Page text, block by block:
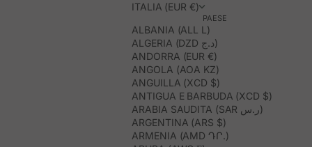
ITALIA (EUR €)
PAESE
ALBANIA (ALL L)
ALGERIA (DZD د.ج)
ANDORRA (EUR €)
ANGOLA (AOA KZ)
ANGUILLA (XCD $)
ANTIGUA E BARBUDA (XCD $)
ARABIA SAUDITA (SAR ر.س)
ARGENTINA (ARS $)
ARMENIA (AMD ԴՐ.)